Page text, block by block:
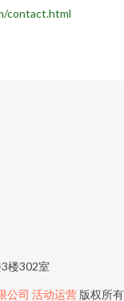
contact.html
楼302室
公司 活动运营版权所有